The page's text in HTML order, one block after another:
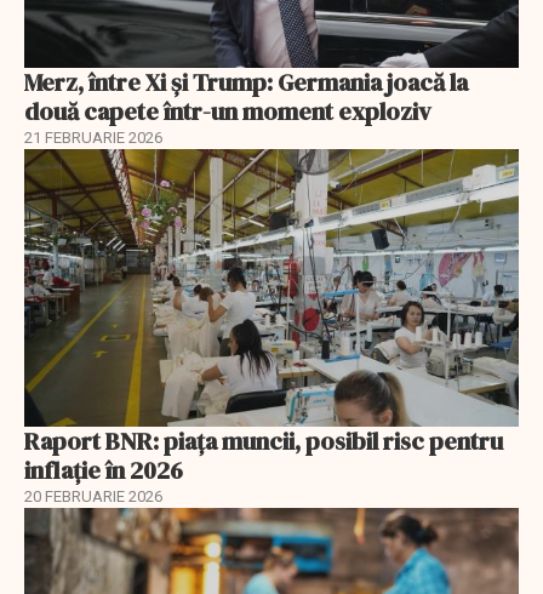
Merz, între Xi și Trump: Germania joacă la
două capete într-un moment exploziv
21 FEBRUARIE 2026
Raport BNR: piața muncii, posibil risc pentru
inflație în 2026
20 FEBRUARIE 2026